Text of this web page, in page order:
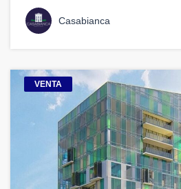
Casabianca
VENTA